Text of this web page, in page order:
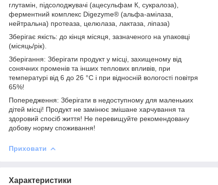
глутамін, підсолоджувачі (ацесульфам К, сукралоза),
ферментний комплекс Digezyme® (альфа-амілаза,
нейтральна) протеаза, целюлаза, лактаза, ліпаза)
Зберігає якість: до кінця місяця, зазначеного на упаковці
(місяць/рік).
Зберігання: Зберігати продукт у місці, захищеному від
сонячних променів та інших теплових впливів, при
температурі від 6 до 26 °C і при відносній вологості повітря
65%!
Попередження: Зберігати в недоступному для маленьких
дітей місці! Продукт не замінює змішане харчування та
здоровий спосіб життя! Не перевищуйте рекомендовану
добову норму споживання!
Приховати
Характеристики